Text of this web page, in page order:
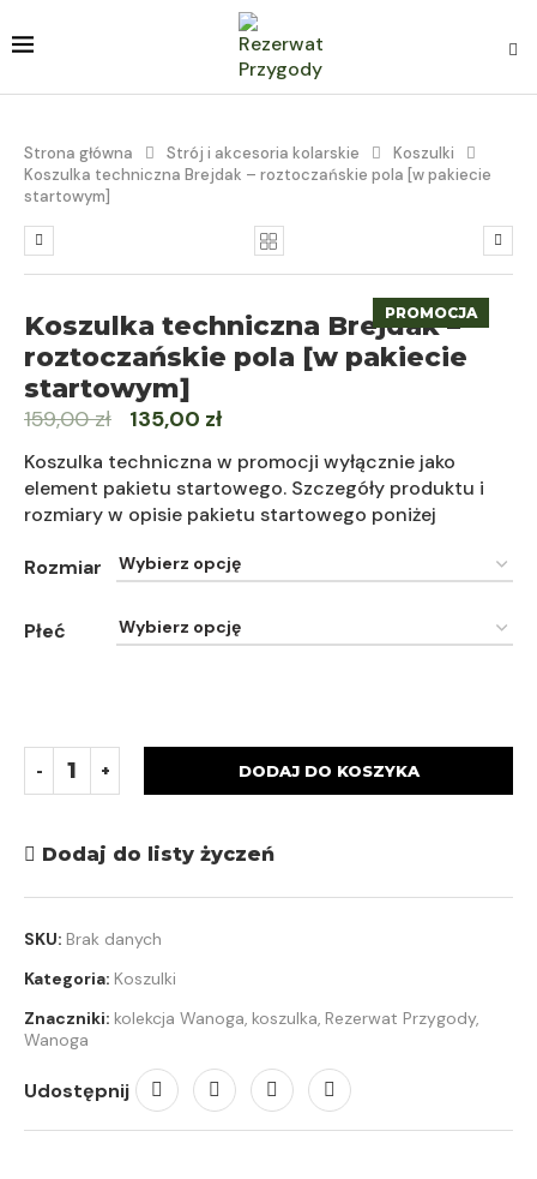
Strona główna Strój i akcesoria kolarskie
Koszulki
Koszulka techniczna Brejdak – roztoczańskie pola [w pakiecie
startowym]
PROMOCJA
Koszulka techniczna Brejdak –
roztoczańskie pola [w pakiecie
startowym]
159,00zł 135,00 zł
Koszulka techniczna w promocji wyłącznie jako
element pakietu startowego. Szczegóły produktu i
rozmiary w opisie pakietu startowego poniżej
Rozmiar
Płeć
DODAJ DO KOSZYKA
Dodaj do listy życzeń
SKU: Brak danych
Kategoria: Koszulki
Znaczniki: kolekcja Wanoga, koszulka, Rezerwat Przygody,
Wanoga
Udostępnij